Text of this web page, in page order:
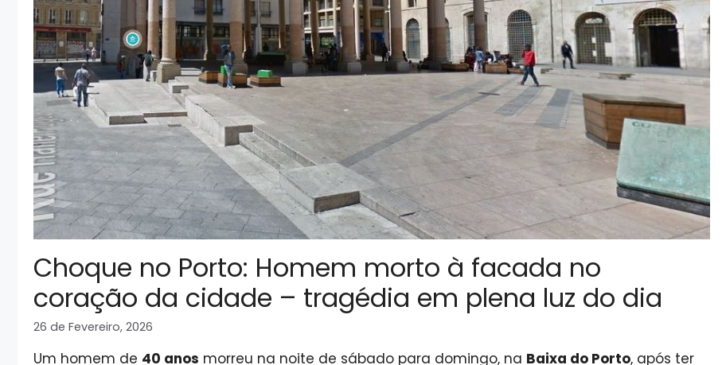
Choque no Porto: Homem morto à facada no
coração da cidade – tragédia em plena luz do dia
26 de Fevereiro, 2026
Um homem de 40 anos morreu na noite de sábado para domingo, na Baixa do Porto, após ter